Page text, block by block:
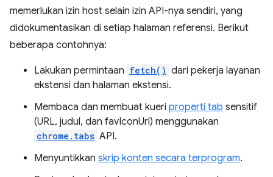
memerlukan izin host selain izin API-nya sendiri, yang
didokumentasikan di setiap halaman referensi. Berikut
beberapa contohnya:
Lakukan permintaan fetch() dari pekerja layanan
ekstensi dan halaman ekstensi.
Membaca dan membuat kueri properti tab sensitif
(URL, judul, dan favIconUrl) menggunakan
chrome.tabs API.
Menyuntikkan skrip konten secara terprogram.